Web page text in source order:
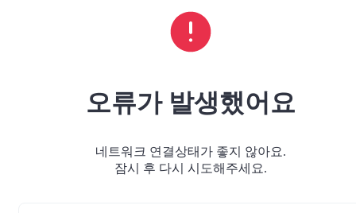
오류가 발생했어요
네트워크 연결상태가 좋지 않아요.
잠시 후 다시 시도해주세요.